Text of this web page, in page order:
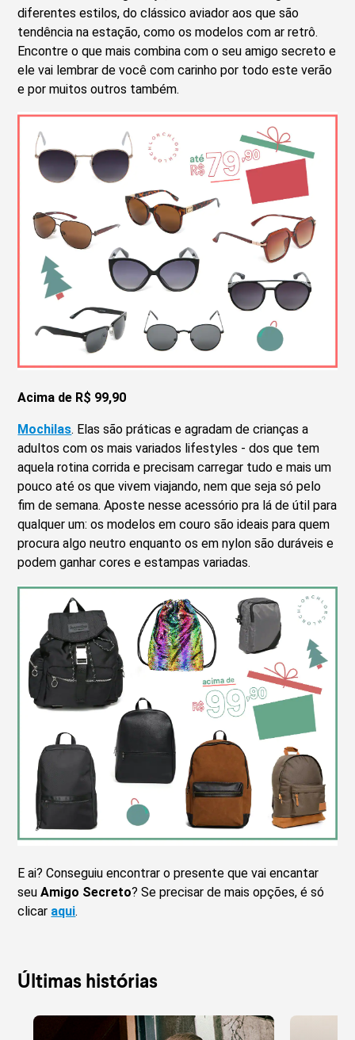
diferentes estilos, do clássico aviador aos que são
tendência na estação, como os modelos com ar retrô.
Encontre o que mais combina com o seu amigo secreto e
ele vai lembrar de você com carinho por todo este verão
e por muitos outros também.
Acima de R$ 99,90
Mochilas. Elas são práticas e agradam de crianças a
adultos com os mais variados lifestyles - dos que tem
aquela rotina corrida e precisam carregar tudo e mais um
pouco até os que vivem viajando, nem que seja só pelo
fim de semana. Aposte nesse acessório pra lá de útil para
qualquer um: os modelos em couro são ideais para quem
procura algo neutro enquanto os em nylon são duráveis e
podem ganhar cores e estampas variadas.
E ai? Conseguiu encontrar o presente que vai encantar
seuAmigo Secreto? Se precisar de mais opções, é só
clicar aqui.
Últimas histórias